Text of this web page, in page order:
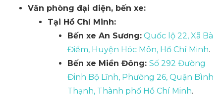
Văn phòng đại diện, bến xe:
Tại Hồ Chí Minh:
Bến xe An Sương: Quốc lộ 22, Xã Bà
Điểm, Huyện Hóc Môn, Hồ Chí Minh.
Bến xe Miền Đông: Số 292 Đường
Đinh Bộ Lĩnh, Phường 26, Quận Bình
Thạnh, Thành phố Hồ Chí Minh.